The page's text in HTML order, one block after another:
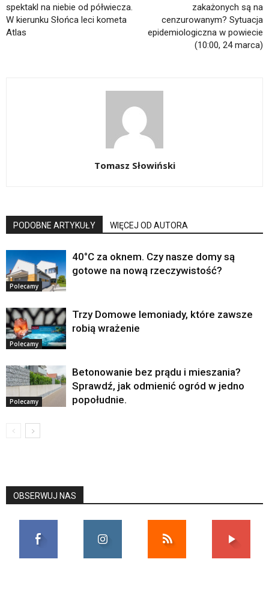
spektakl na niebie od półwiecza.
W kierunku Słońca leci kometa
Atlas
zakażonych są na
cenzurowanym? Sytuacja
epidemiologiczna w powiecie
(10:00, 24 marca)
Tomasz Słowiński
PODOBNE ARTYKUŁY WIĘCEJ OD AUTORA
Polecamy
40°C za oknem. Czy nasze domy są
gotowe na nową rzeczywistość?
Polecamy
Trzy Domowe lemoniady, które zawsze
robią wrażenie
Polecamy
Betonowanie bez prądu i mieszania?
Sprawdź, jak odmienić ogród w jedno
popołudnie.
OBSERWUJ NAS